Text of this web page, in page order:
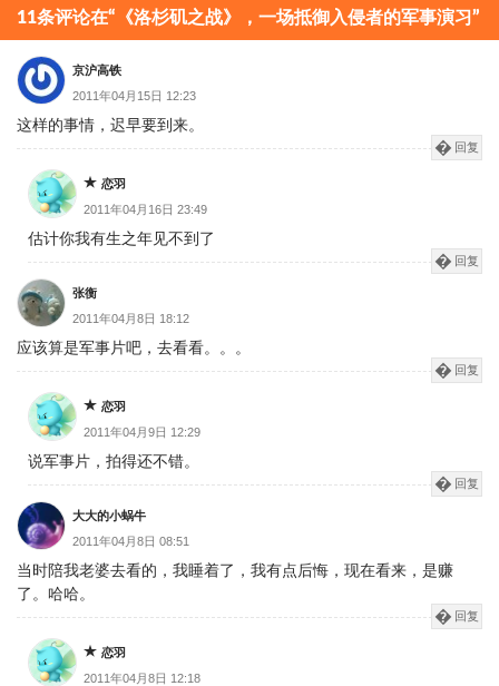
分
页
11条评论在“《洛杉矶之战》，一场抵御入侵者的军事演习”
京沪高铁
2011年04月15日 12:23
这样的事情，迟早要到来。
回复
恋羽
2011年04月16日 23:49
估计你我有生之年见不到了
回复
张衡
2011年04月8日 18:12
应该算是军事片吧，去看看。。。
回复
恋羽
2011年04月9日 12:29
说军事片，拍得还不错。
回复
大大的小蜗牛
2011年04月8日 08:51
当时陪我老婆去看的，我睡着了，我有点后悔，现在看来，是赚
了。哈哈。
回复
恋羽
2011年04月8日 12:18